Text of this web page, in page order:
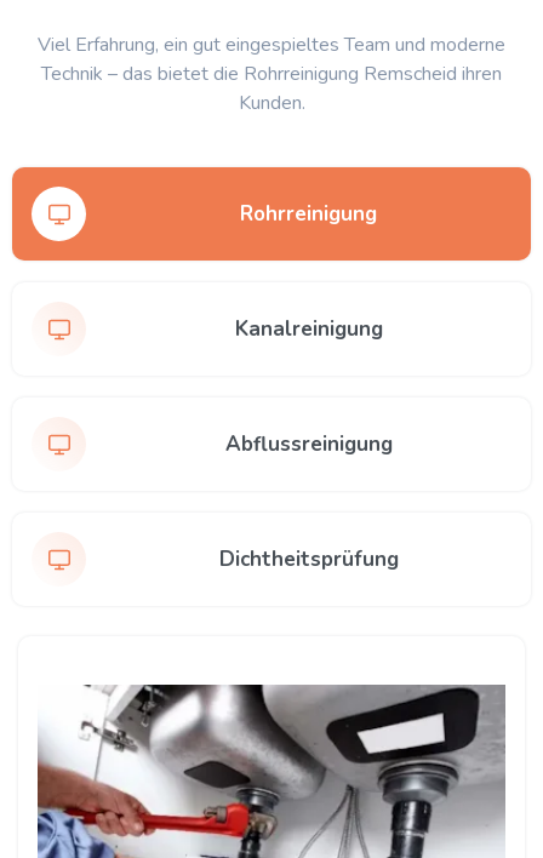
Viel Erfahrung, ein gut eingespieltes Team und moderne
Technik – das bietet die Rohrreinigung Remscheid ihren
Kunden.
Rohrreinigung
Kanalreinigung
Abflussreinigung
Dichtheitsprüfung